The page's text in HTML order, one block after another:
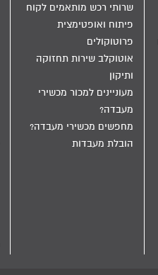
שרותי רכש מותאמים לקוח
פיתוח ואופטימצית
פרוטוקולים
אוטוקלב שירות תחזוקה
ותיקון
מעוניינים למכור מכשירי
מעבדה?
מחפשים מכשירי מעבדה?
הובלת מעבדות